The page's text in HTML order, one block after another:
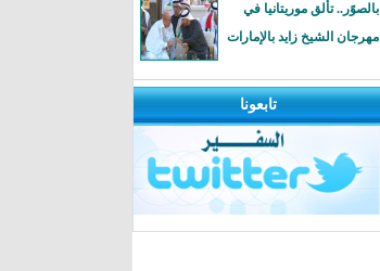
بالصوًر.. تألق موريتانيا في
مهرجان الشيخ زايد بالإمارات
تابعونا